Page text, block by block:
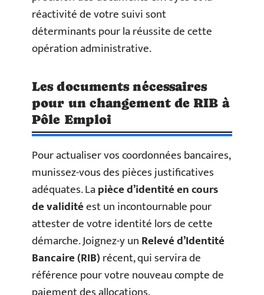
réactivité de votre suivi sont
déterminants pour la réussite de cette
opération administrative.
Les documents nécessaires
pour un changement de RIB à
Pôle Emploi
Pour actualiser vos coordonnées bancaires,
munissez-vous des pièces justificatives
adéquates. Lapièce d’identité en cours
de validitéest un incontournable pour
attester de votre identité lors de cette
démarche. Joignez-y unRelevé d’Identité
Bancaire (RIB)récent, qui servira de
référence pour votre nouveau compte de